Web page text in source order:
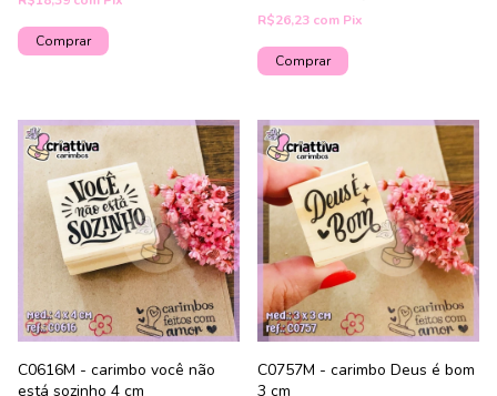
R$26,23 com Pix
C0616M - carimbo você não
está sozinho 4 cm
C0757M - carimbo Deus é bom
3 cm